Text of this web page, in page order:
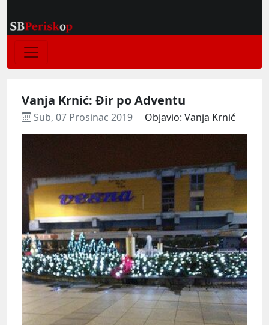
Vanja Krnić: Đir po Adventu
Sub, 07 Prosinac 2019 Objavio: Vanja Krnić